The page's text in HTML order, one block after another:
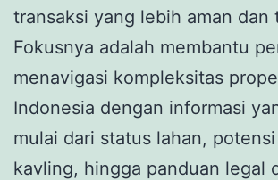
transaksi yang lebih aman dan
Fokusnya adalah membantu
menavigasi kompleksitas
Indonesia dengan informasi
mulai dari status lahan,
kavling, hingga panduan legal